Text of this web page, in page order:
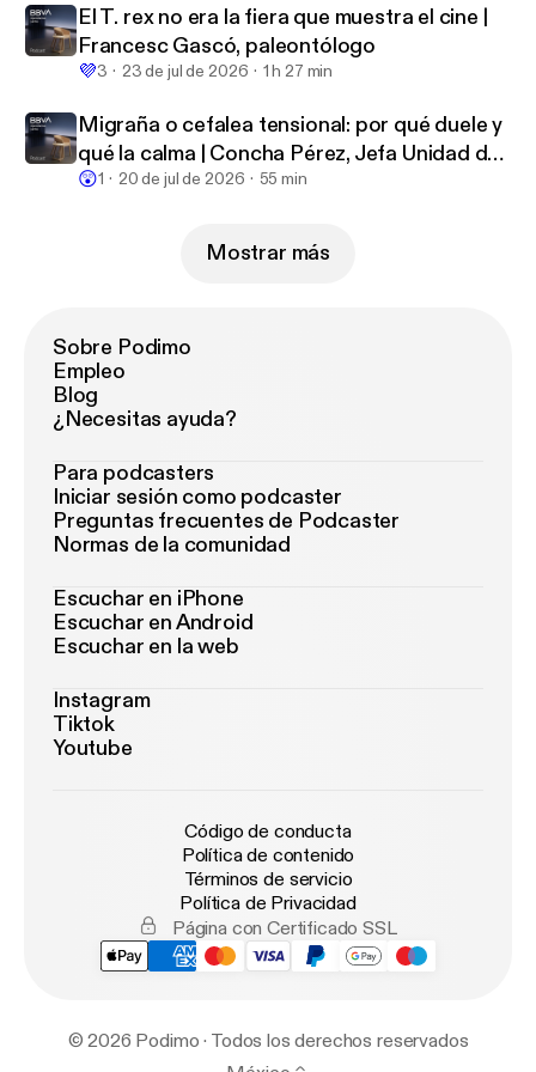
El T. rex no era la fiera que muestra el cine |
Francesc Gascó, paleontólogo
💜3 23 de jul de 2026 1 h 27 min
Migraña o cefalea tensional: por qué duele y
qué la calma | Concha Pérez, Jefa Unidad del
Dolor
😲1 20 de jul de 2026 55 min
Mostrar más
Sobre Podimo
Empleo
Blog
¿Necesitas ayuda?
Para podcasters
Iniciar sesión como podcaster
Preguntas frecuentes de Podcaster
Normas de la comunidad
Escuchar en iPhone
Escuchar en Android
Escuchar en la web
Instagram
Tiktok
Youtube
Código de conducta
Política de contenido
Términos de servicio
Política de Privacidad
Página con Certificado SSL
© 2026 Podimo · Todos los derechos reservados